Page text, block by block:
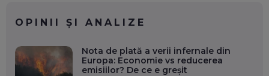
OPINII ȘI ANALIZE
Nota de plată a verii infernale din
Europa: Economie vs reducerea
emisiilor? De ce e greșit